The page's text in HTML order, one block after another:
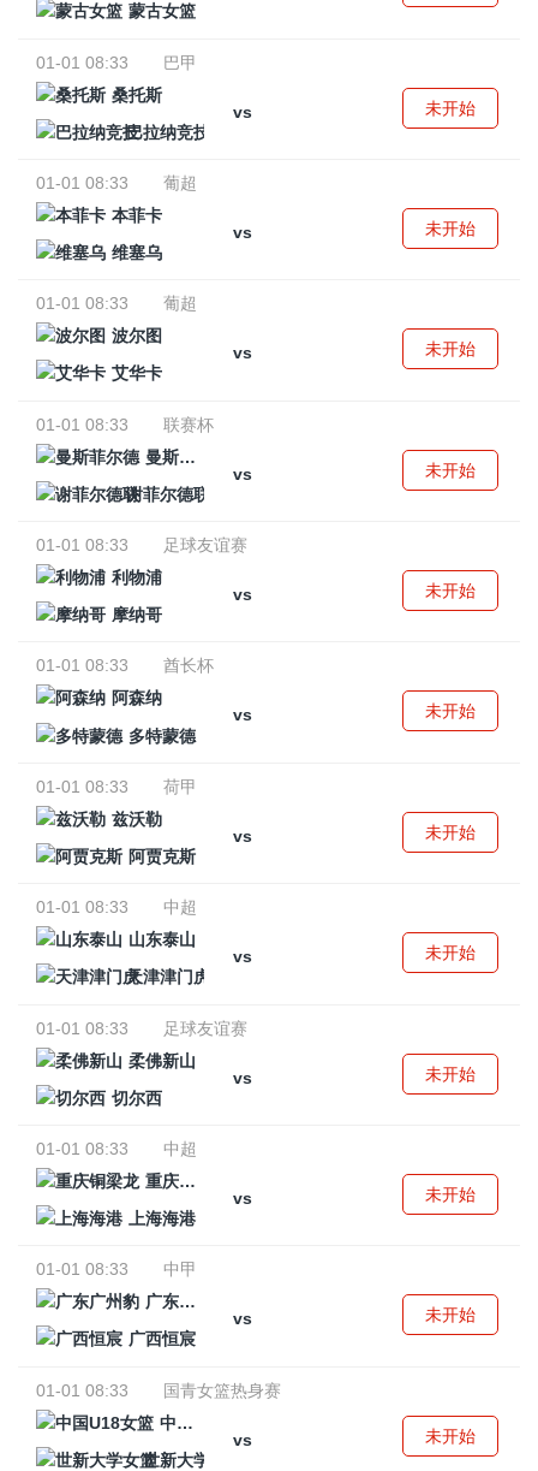
蒙古女篮
01-01 08:33
巴甲
桑托斯
vs
巴拉纳竞技
未开始
01-01 08:33
葡超
本菲卡
vs
维塞乌
未开始
01-01 08:33
葡超
波尔图
vs
艾华卡
未开始
01-01 08:33
联赛杯
曼斯菲尔德
vs
谢菲尔德联
未开始
01-01 08:33
足球友谊赛
利物浦
vs
摩纳哥
未开始
01-01 08:33
酋长杯
阿森纳
vs
多特蒙德
未开始
01-01 08:33
荷甲
兹沃勒
vs
阿贾克斯
未开始
01-01 08:33
中超
山东泰山
vs
天津津门虎
未开始
01-01 08:33
足球友谊赛
柔佛新山
vs
切尔西
未开始
01-01 08:33
中超
重庆铜梁龙
vs
上海海港
未开始
01-01 08:33
中甲
广东广州豹
vs
广西恒宸
未开始
01-01 08:33
国青女篮热身赛
中国U18女篮
vs
世新大学女篮
未开始